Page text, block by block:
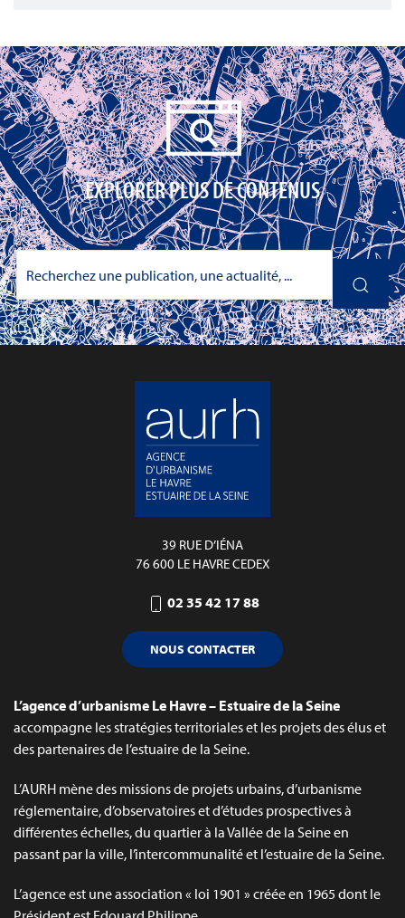
EXPLORER PLUS DE CONTENUS
39 RUE D’IÉNA
76 600 LE HAVRE CEDEX
02 35 42 17 88
NOUS CONTACTER
L’agence d’urbanisme Le Havre – Estuaire de la Seine
accompagne les stratégies territoriales et les projets des élus et
des partenaires de l’estuaire de la Seine.
L’AURH mène des missions de projets urbains, d’urbanisme
réglementaire, d’observatoires et d’études prospectives à
différentes échelles, du quartier à la Vallée de la Seine en
passant par la ville, l’intercommunalité et l’estuaire de la Seine.
L’agence est une association « loi 1901 » créée en 1965 dont le